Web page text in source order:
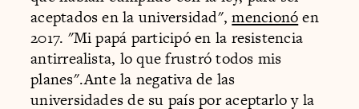
aceptados en la universidad",mencionóen
2017. "Mi papá participó en la resistencia
antirrealista, lo que frustró todos mis
planes".Ante la negativa de las
universidades de su país por aceptarlo y la